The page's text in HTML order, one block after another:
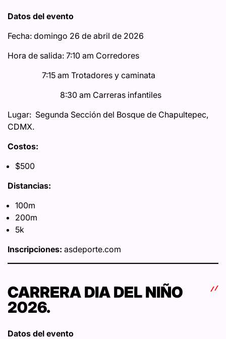
Datos del evento
Fecha: domingo 26 de abril de 2026
Hora de salida: 7:10 am Corredores
7:15 am Trotadores y caminata
8:30 am Carreras infantiles
Lugar: Segunda Sección del Bosque de Chapultepec,
CDMX.
Costos:
$500
Distancias:
100m
200m
5k
Inscripciones: asdeporte.com
CARRERA DIA DEL NIÑO
2026.
Datos del evento